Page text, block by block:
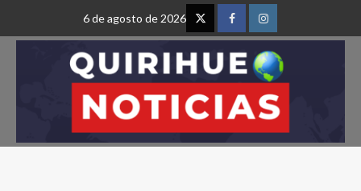
6 de agosto de 2026